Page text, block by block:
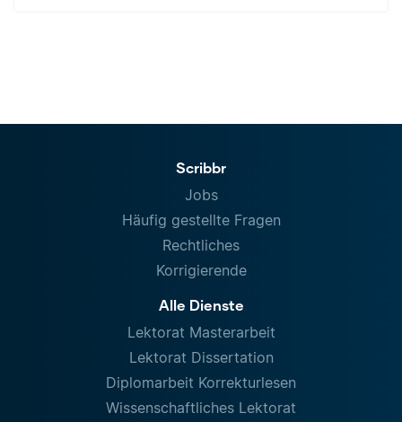
Scribbr
Jobs
Häufig gestellte Fragen
Rechtliches
Korrigierende
Alle Dienste
Lektorat Masterarbeit
Lektorat Dissertation
Diplomarbeit Korrekturlesen
Wissenschaftliches Lektorat